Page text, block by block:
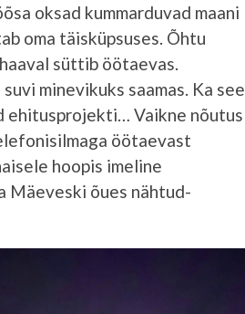
oksad kummarduvad maani
oma täisküpsuses. Õhtu
süttib öötaevas.
minevikuks saamas. Ka see
ehitusprojekti… Vaikne nõutus
öötaevast
hoopis imeline
Mäeveski õues nähtud-